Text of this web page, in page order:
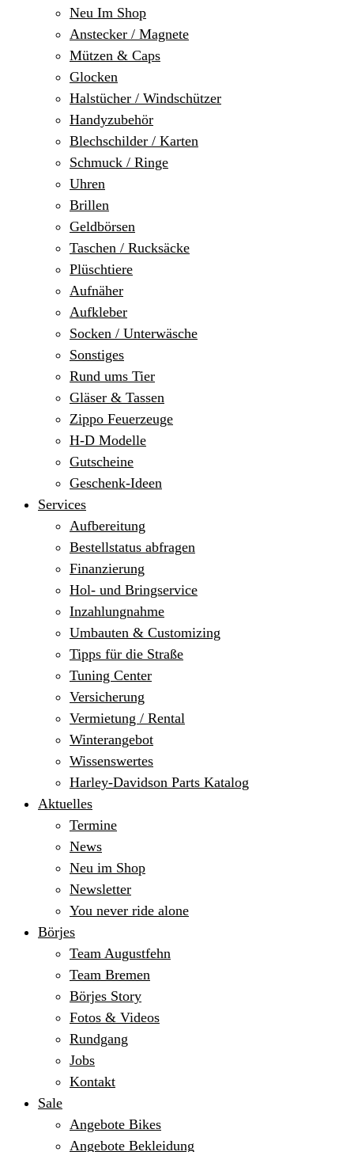
Neu Im Shop
Anstecker / Magnete
Mützen & Caps
Glocken
Halstücher / Windschützer
Handyzubehör
Blechschilder / Karten
Schmuck / Ringe
Uhren
Brillen
Geldbörsen
Taschen / Rucksäcke
Plüschtiere
Aufnäher
Aufkleber
Socken / Unterwäsche
Sonstiges
Rund ums Tier
Gläser & Tassen
Zippo Feuerzeuge
H-D Modelle
Gutscheine
Geschenk-Ideen
Services
Aufbereitung
Bestellstatus abfragen
Finanzierung
Hol- und Bringservice
Inzahlungnahme
Umbauten & Customizing
Tipps für die Straße
Tuning Center
Versicherung
Vermietung / Rental
Winterangebot
Wissenswertes
Harley-Davidson Parts Katalog
Aktuelles
Termine
News
Neu im Shop
Newsletter
You never ride alone
Börjes
Team Augustfehn
Team Bremen
Börjes Story
Fotos & Videos
Rundgang
Jobs
Kontakt
Sale
Angebote Bikes
Angebote Bekleidung